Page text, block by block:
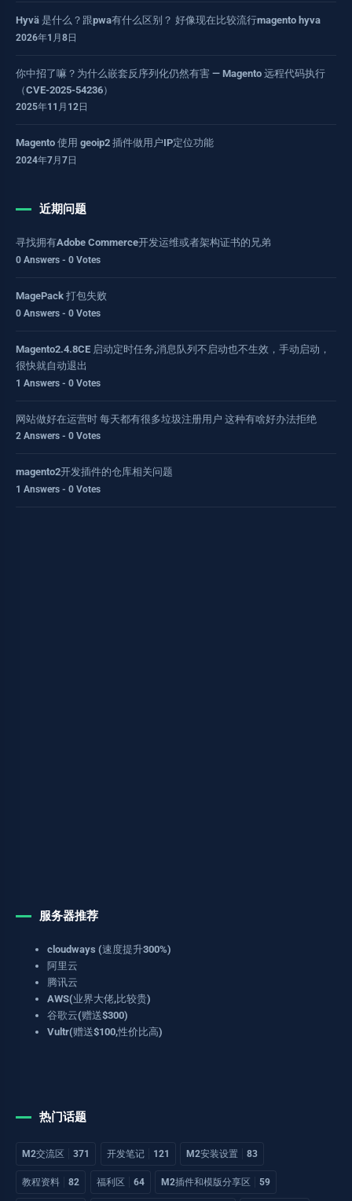
Hyvä 是什么？跟pwa有什么区别？ 好像现在比较流行magento hyva
2026年1月8日
你中招了嘛？为什么嵌套反序列化仍然有害 — Magento 远程代码执行
（CVE-2025-54236）
2025年11月12日
Magento 使用 geoip2 插件做用户IP定位功能
2024年7月7日
近期问题
寻找拥有Adobe Commerce开发运维或者架构证书的兄弟
0 Answers - 0 Votes
MagePack 打包失败
0 Answers - 0 Votes
Magento2.4.8CE 启动定时任务,消息队列不启动也不生效，手动启动，
很快就自动退出
1 Answers - 0 Votes
网站做好在运营时 每天都有很多垃圾注册用户 这种有啥好办法拒绝
2 Answers - 0 Votes
magento2开发插件的仓库相关问题
1 Answers - 0 Votes
服务器推荐
cloudways (速度提升300%)
阿里云
腾讯云
AWS(业界大佬,比较贵)
谷歌云(赠送$300)
Vultr(赠送$100,性价比高)
热门话题
M2交流区 371 开发笔记 121 M2安装设置 83
教程资料 82 福利区 64 M2插件和模版分享区 59